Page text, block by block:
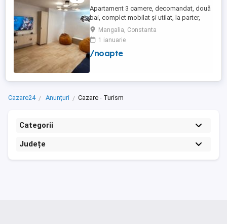
Apartament 3 camere, decomandat, două
bai, complet mobilat și utilat, la parter,
foarte aproape de plajă și are două locuri
de parcare. Apartamentul renovat recent și
dispune de toate dotările necesare pentru
un concediu reușit la malul mării (aer
Mangalia, Constanta
1 ianuarie
/noapte
Cazare24 Anunțuri Cazare - Turism
Categorii
Județe